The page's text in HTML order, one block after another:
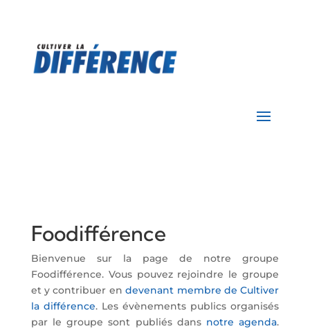
Foodifférence
Bienvenue sur la page de notre groupe
Foodifférence. Vous pouvez rejoindre le groupe
et y contribuer endevenant membre de Cultiver
la différence. Les évènements publics organisés
par le groupe sont publiés dans notre agenda.